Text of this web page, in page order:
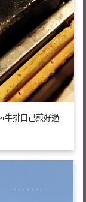
牛排自己煎好過